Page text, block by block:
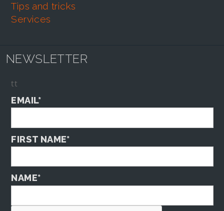
tips and tricks
services
NEWSLETTER
tt
EMAIL*
FIRST NAME*
NAME*